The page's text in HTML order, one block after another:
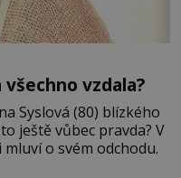
vzdala?
Syslová (80) blízkého
ještě vůbec pravda? V
o svém odchodu.